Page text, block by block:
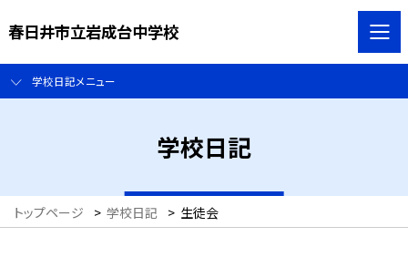
春日井市立岩成台中学校
学校日記メニュー
学校日記
トップページ > 学校日記 > 生徒会